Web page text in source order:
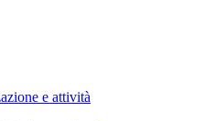
e attività